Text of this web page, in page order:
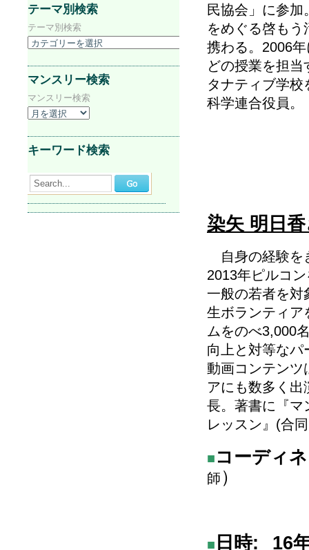
民協会」に参
をめぐる啓も
携わる。 2006年
どの授業を担
タナティブ学
科学連合役員。
染矢 明日香
自身の経験を
2013年ピルコン
一般の若者を対
生ボランティア
ムをのべ3,000
向上と対等なパ
動画コンテンツ
アにも数多く出
長。著書に『マ
レッスン』 (合
■ コーディ
師 ）
■ 日時: 16
テーマ別検索
テーマ別検索
マンスリー検索
マンスリー検索
キーワード検索
Search...